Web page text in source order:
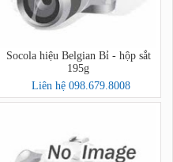
Socola hiệu Belgian Bỉ - hộp sắt
195g
Liên hệ 098.679.8008